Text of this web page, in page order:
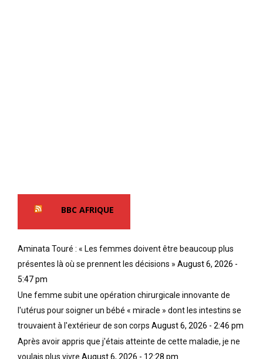
BBC AFRIQUE
Aminata Touré : « Les femmes doivent être beaucoup plus
présentes là où se prennent les décisions » August 6, 2026 -
5:47 pm
Une femme subit une opération chirurgicale innovante de
l'utérus pour soigner un bébé « miracle » dont les intestins se
trouvaient à l'extérieur de son corps August 6, 2026 - 2:46 pm
Après avoir appris que j'étais atteinte de cette maladie, je ne
voulais plus vivre August 6, 2026 - 12:28 pm